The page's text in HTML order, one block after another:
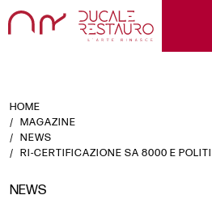
HOME
MAGAZINE
NEWS
RI-CERTIFICAZIONE SA 8000 E
NEWS